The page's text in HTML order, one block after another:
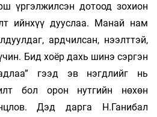
үргэлжилсэн дотоод зохион
ийнхүү дууслаа. Манай нам
ардчилсан, нээлттэй,
Бид хоёр дахь шинэ сэргэн
гээд эв нэгдлийг нь
бол орон нутгийн нөхөн
Дэд дарга Н.Ганибал